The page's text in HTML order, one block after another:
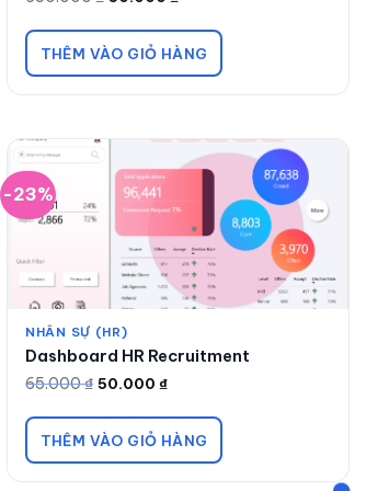
là:
650.000 ₫.
tại
50.000 ₫.
THÊM VÀO GIỎ HÀNG
-23%
NHÂN SỰ (HR)
Dashboard HR Recruitment
65.000₫
Giá
là:
65.000 ₫.
50.000 ₫
Giá
tại
50.000 ₫.
THÊM VÀO GIỎ HÀNG